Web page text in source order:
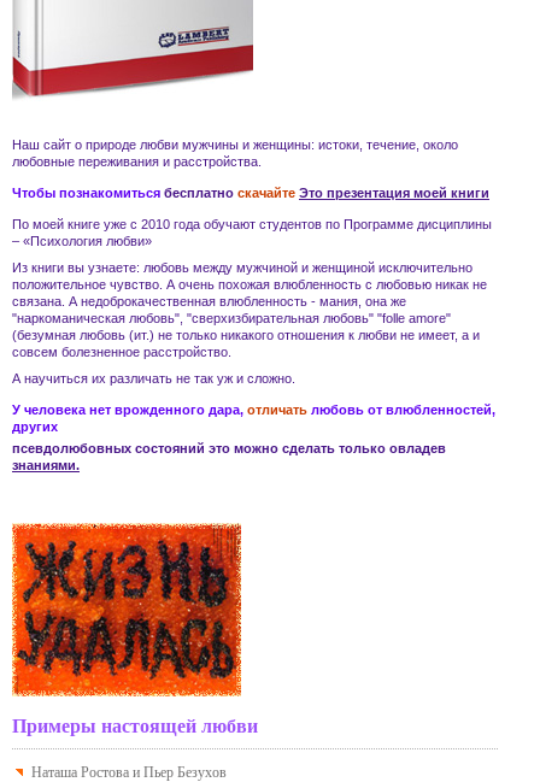
Наш сайт о природе любви мужчины и женщины: истоки, течение, около
любовные переживания и расстройства
Чтобы познакомиться бесплатно скачайте Это презентация моей книги
По моей книге уже с 2010 года обучают студентов по Программе дисциплины
– «Психология любви»
Из книги вы узнаете: любовь между мужчиной и женщиной исключительно
положительное чувство. А очень похожая влюбленность с любовью никак не
связана. А недоброкачественная влюбленность - мания , она же
"наркоманическая любовь", "сверхизбирательная любовь" "folle amore"
(безумная любовь (ит.) не только никакого отношения к любви не имеет, а и
совсем болезненное расстройство
А научиться их различать не так уж и сложно.
У человека нет врожденного дара, отличать любовь от влюбленностей,
других
псевдолюбовных состояний это можно сделать только овладев
знаниями.
Примеры настоящей любви
Наташа Ростова и Пьер Безухов